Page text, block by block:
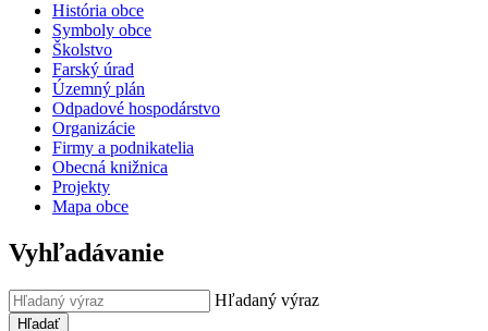
História obce
Symboly obce
Školstvo
Farský úrad
Územný plán
Odpadové hospodárstvo
Organizácie
Firmy a podnikatelia
Obecná knižnica
Projekty
Mapa obce
Vyhľadávanie
Hľadaný výraz
Hľadať